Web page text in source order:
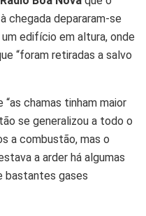
chegada depararam-se
edifício em altura, onde
“foram retiradas a salvo
“as chamas tinham maior
se generalizou a todo o
a combustão, mas o
a arder há algumas
bastantes gases